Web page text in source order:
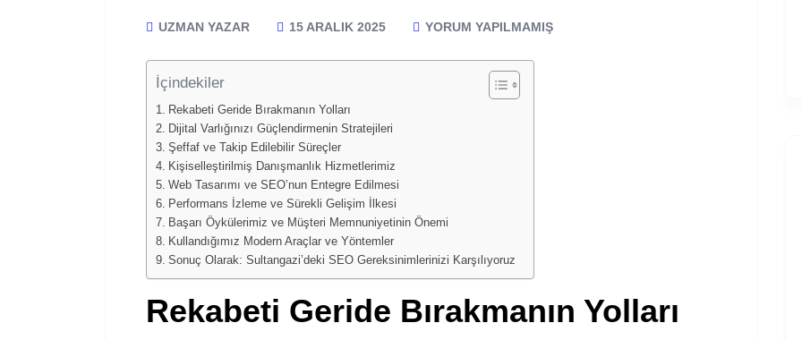
UZMAN YAZAR 15 ARALIK 2025 YORUM YAPILMAMIŞ
İçindekiler
Rekabeti Geride Bırakmanın Yolları
Dijital Varlığınızı Güçlendirmenin Stratejileri
Şeffaf ve Takip Edilebilir Süreçler
Kişiselleştirilmiş Danışmanlık Hizmetlerimiz
Web Tasarımı ve SEO’nun Entegre Edilmesi
Performans İzleme ve Sürekli Gelişim İlkesi
Başarı Öykülerimiz ve Müşteri Memnuniyetinin Önemi
Kullandığımız Modern Araçlar ve Yöntemler
Sonuç Olarak: Sultangazi’deki SEO Gereksinimlerinizi Karşılıyoruz
Rekabeti Geride Bırakmanın Yolları